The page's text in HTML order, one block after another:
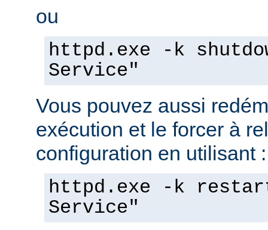
ou
httpd.exe -k
Service"
Vous pouvez aussi
exécution et le forcer à
configuration en utilisant :
httpd.exe -k
Service"